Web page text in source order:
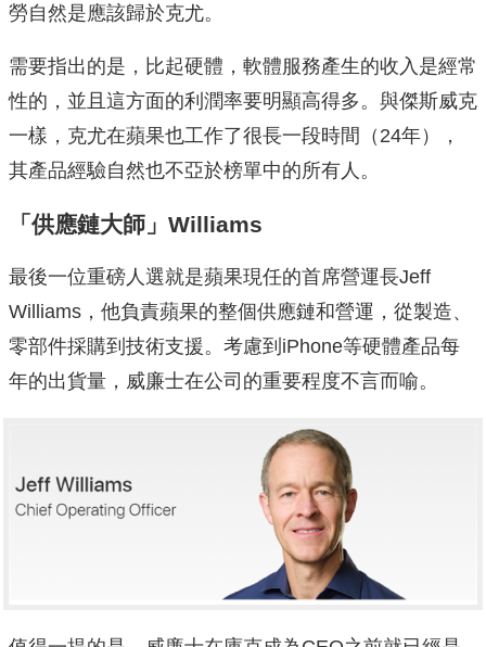
勞自然是應該歸於克尤。
需要指出的是，比起硬體，軟體服務產生的收入是經常
性的，並且這方面的利潤率要明顯高得多。與傑斯威克
一樣，克尤在蘋果也工作了很長一段時間（24年），
其產品經驗自然也不亞於榜單中的所有人。
「供應鏈大師」Williams
最後一位重磅人選就是蘋果現任的首席營運長Jeff
Williams，他負責蘋果的整個供應鏈和營運，從製造、
零部件採購到技術支援。考慮到iPhone等硬體產品每
年的出貨量，威廉士在公司的重要程度不言而喻。